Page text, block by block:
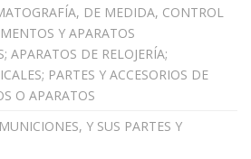
DE MEDIDA, CONTROL
Y APARATOS
APARATOS DE RELOJERÍA;
PARTES Y ACCESORIOS DE
O APARATOS
Y SUS PARTES Y